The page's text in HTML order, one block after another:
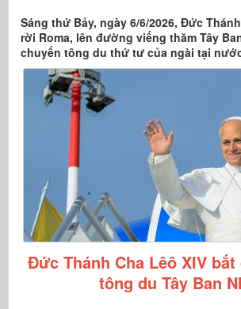
Sáng thứ Bảy, ngày 6/6/2026, Đức
rời Roma, lên đường viếng thăm Tây
chuyến tông du thứ tư của ngài tại
Đức Thánh Cha Lêô XIV
tông du Tây Ban